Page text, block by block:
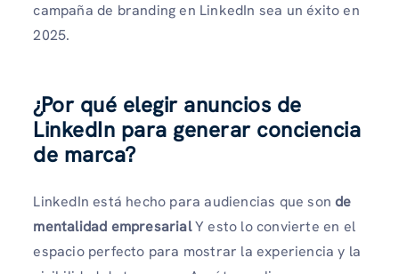
campaña de branding en LinkedIn sea un éxito en
2025.
¿Por qué elegir anuncios de
LinkedIn para generar conciencia
de marca?
LinkedIn está hecho para audiencias que sonde
mentalidad empresarialY esto lo convierte en el
espacio perfecto para mostrar la experiencia y la